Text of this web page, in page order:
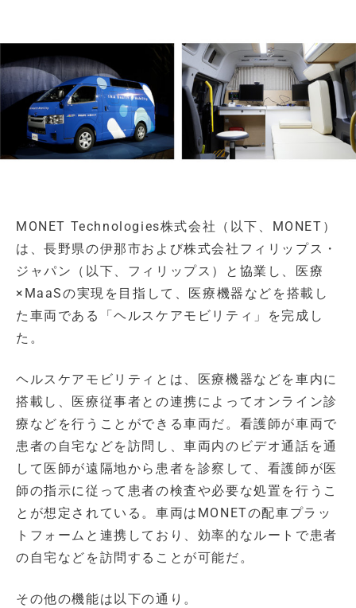
MONET Technologies株式会社（以下、MONET）
は、長野県の伊那市および株式会社フィリップス・
ジャパン（以下、フィリップス）と協業し、医療
×MaaSの実現を目指して、医療機器などを搭載し
た車両である「ヘルスケアモビリティ」を完成し
た。
ヘルスケアモビリティとは、医療機器などを車内に
搭載し、医療従事者との連携によってオンライン診
療などを行うことができる車両だ。看護師が車両で
患者の自宅などを訪問し、車両内のビデオ通話を通
して医師が遠隔地から患者を診察して、看護師が医
師の指示に従って患者の検査や必要な処置を行うこ
とが想定されている。車両はMONETの配車プラッ
トフォームと連携しており、効率的なルートで患者
の自宅などを訪問することが可能だ。
その他の機能は以下の通り。